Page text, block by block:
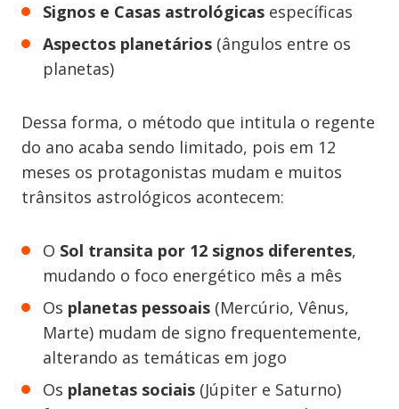
Signos e Casas astrológicas específicas
Aspectos planetários (ângulos entre os
planetas)
Dessa forma, o método que intitula o regente
do ano acaba sendo limitado, pois em 12
meses os protagonistas mudam e muitos
trânsitos astrológicos acontecem:
O Sol transita por 12 signos diferentes,
mudando o foco energético mês a mês
Os planetas pessoais (Mercúrio, Vênus,
Marte) mudam de signo frequentemente,
alterando as temáticas em jogo
Os planetas sociais (Júpiter e Saturno)